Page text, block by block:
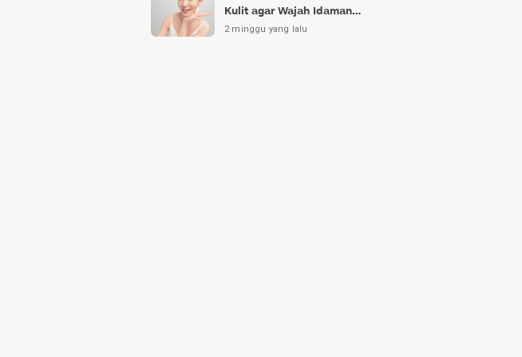
Kulit agar Wajah Idaman
Bukan Sekadar Mimpi
2 minggu yang lalu